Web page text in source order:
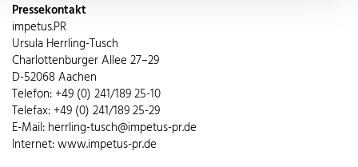
Pressekontakt
impetus.PR
Ursula Herrling-Tusch
Charlottenburger Allee 27–29
D-52068 Aachen
Telefon: +49 (0) 241/189 25-10
Telefax: +49 (0) 241/189 25-29
E-Mail: herrling-tusch@impetus-pr.de
Internet: www.impetus-pr.de